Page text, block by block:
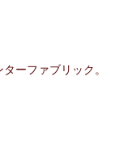
ーファブリック。